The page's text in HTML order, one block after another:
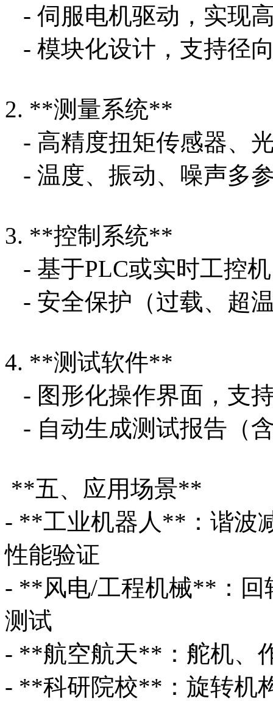
- 伺服电机驱动，实现
- 模块化设计，支持径
2. **测量系统**
- 高精度扭矩传感器、
- 温度、振动、噪声多
3. **控制系统**
- 基于PLC或实时工控
- 安全保护（过载、超
4. **测试软件**
- 图形化操作界面，支
- 自动生成测试报告（
**五、应用场景**
- **工业机器人**：谐波
性能验证
- **风电/工程机械**：回
测试
- **航空航天**：舵机、
- **科研院校**：旋转机